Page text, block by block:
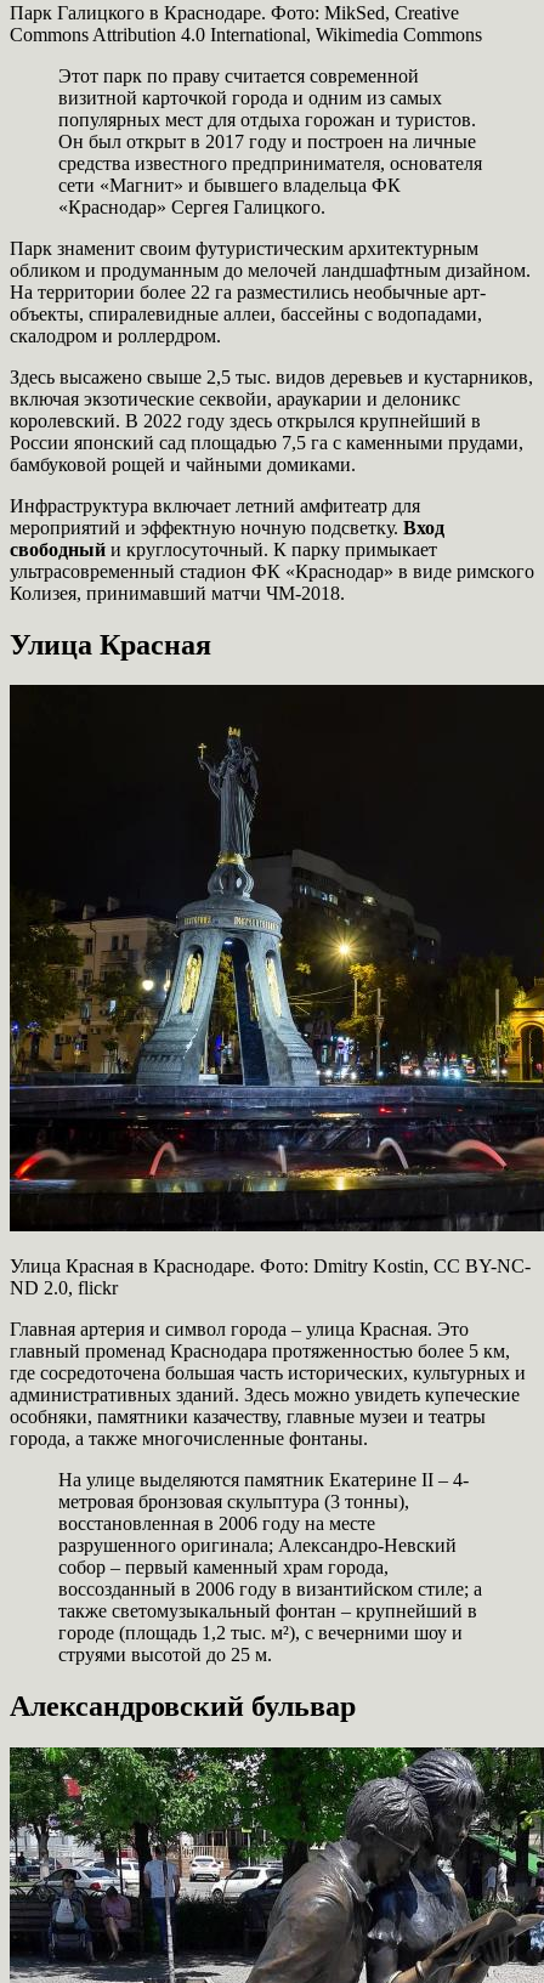
Парк Галицкого в Краснодаре. Фото: MikSed, Creative
Commons Attribution 4.0 International, Wikimedia Commons
Этот парк по праву считается современной
визитной карточкой города и одним из самых
популярных мест для отдыха горожан и туристов.
Он был открыт в 2017 году и построен на личные
средства известного предпринимателя, основателя
сети «Магнит» и бывшего владельца ФК
«Краснодар» Сергея Галицкого.
Парк знаменит своим футуристическим архитектурным
обликом и продуманным до мелочей ландшафтным дизайном.
На территории более 22 га разместились необычные арт-
объекты, спиралевидные аллеи, бассейны с водопадами,
скалодром и роллердром.
Здесь высажено свыше 2,5 тыс. видов деревьев и кустарников,
включая экзотические секвойи, араукарии и делоникс
королевский. В 2022 году здесь открылся крупнейший в
России японский сад площадью 7,5 га с каменными прудами,
бамбуковой рощей и чайными домиками.
Инфраструктура включает летний амфитеатр для
мероприятий и эффектную ночную подсветку. Вход
свободный и круглосуточный. К парку примыкает
ультрасовременный стадион ФК «Краснодар» в виде римского
Колизея, принимавший матчи ЧМ-2018.
Улица Красная
Улица Красная в Краснодаре. Фото: Dmitry Kostin, CC BY-NC-
ND 2.0, flickr
Главная артерия и символ города – улица Красная. Это
главный променад Краснодара протяженностью более 5 км,
где сосредоточена большая часть исторических, культурных и
административных зданий. Здесь можно увидеть купеческие
особняки, памятники казачеству, главные музеи и театры
города, а также многочисленные фонтаны.
На улице выделяются памятник Екатерине II – 4-
метровая бронзовая скульптура (3 тонны),
восстановленная в 2006 году на месте
разрушенного оригинала; Александро-Невский
собор – первый каменный храм города,
воссозданный в 2006 году в византийском стиле; а
также светомузыкальный фонтан – крупнейший в
городе (площадь 1,2 тыс. м²), с вечерними шоу и
струями высотой до 25 м.
Александровский бульвар